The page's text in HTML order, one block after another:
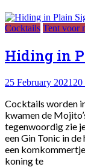
Cocktails Tent voor
Hiding in
25 February 2021 20
Cocktails worden
kwamen de
tegenwoordig zie
een Gin Tonic in de
een
koning te